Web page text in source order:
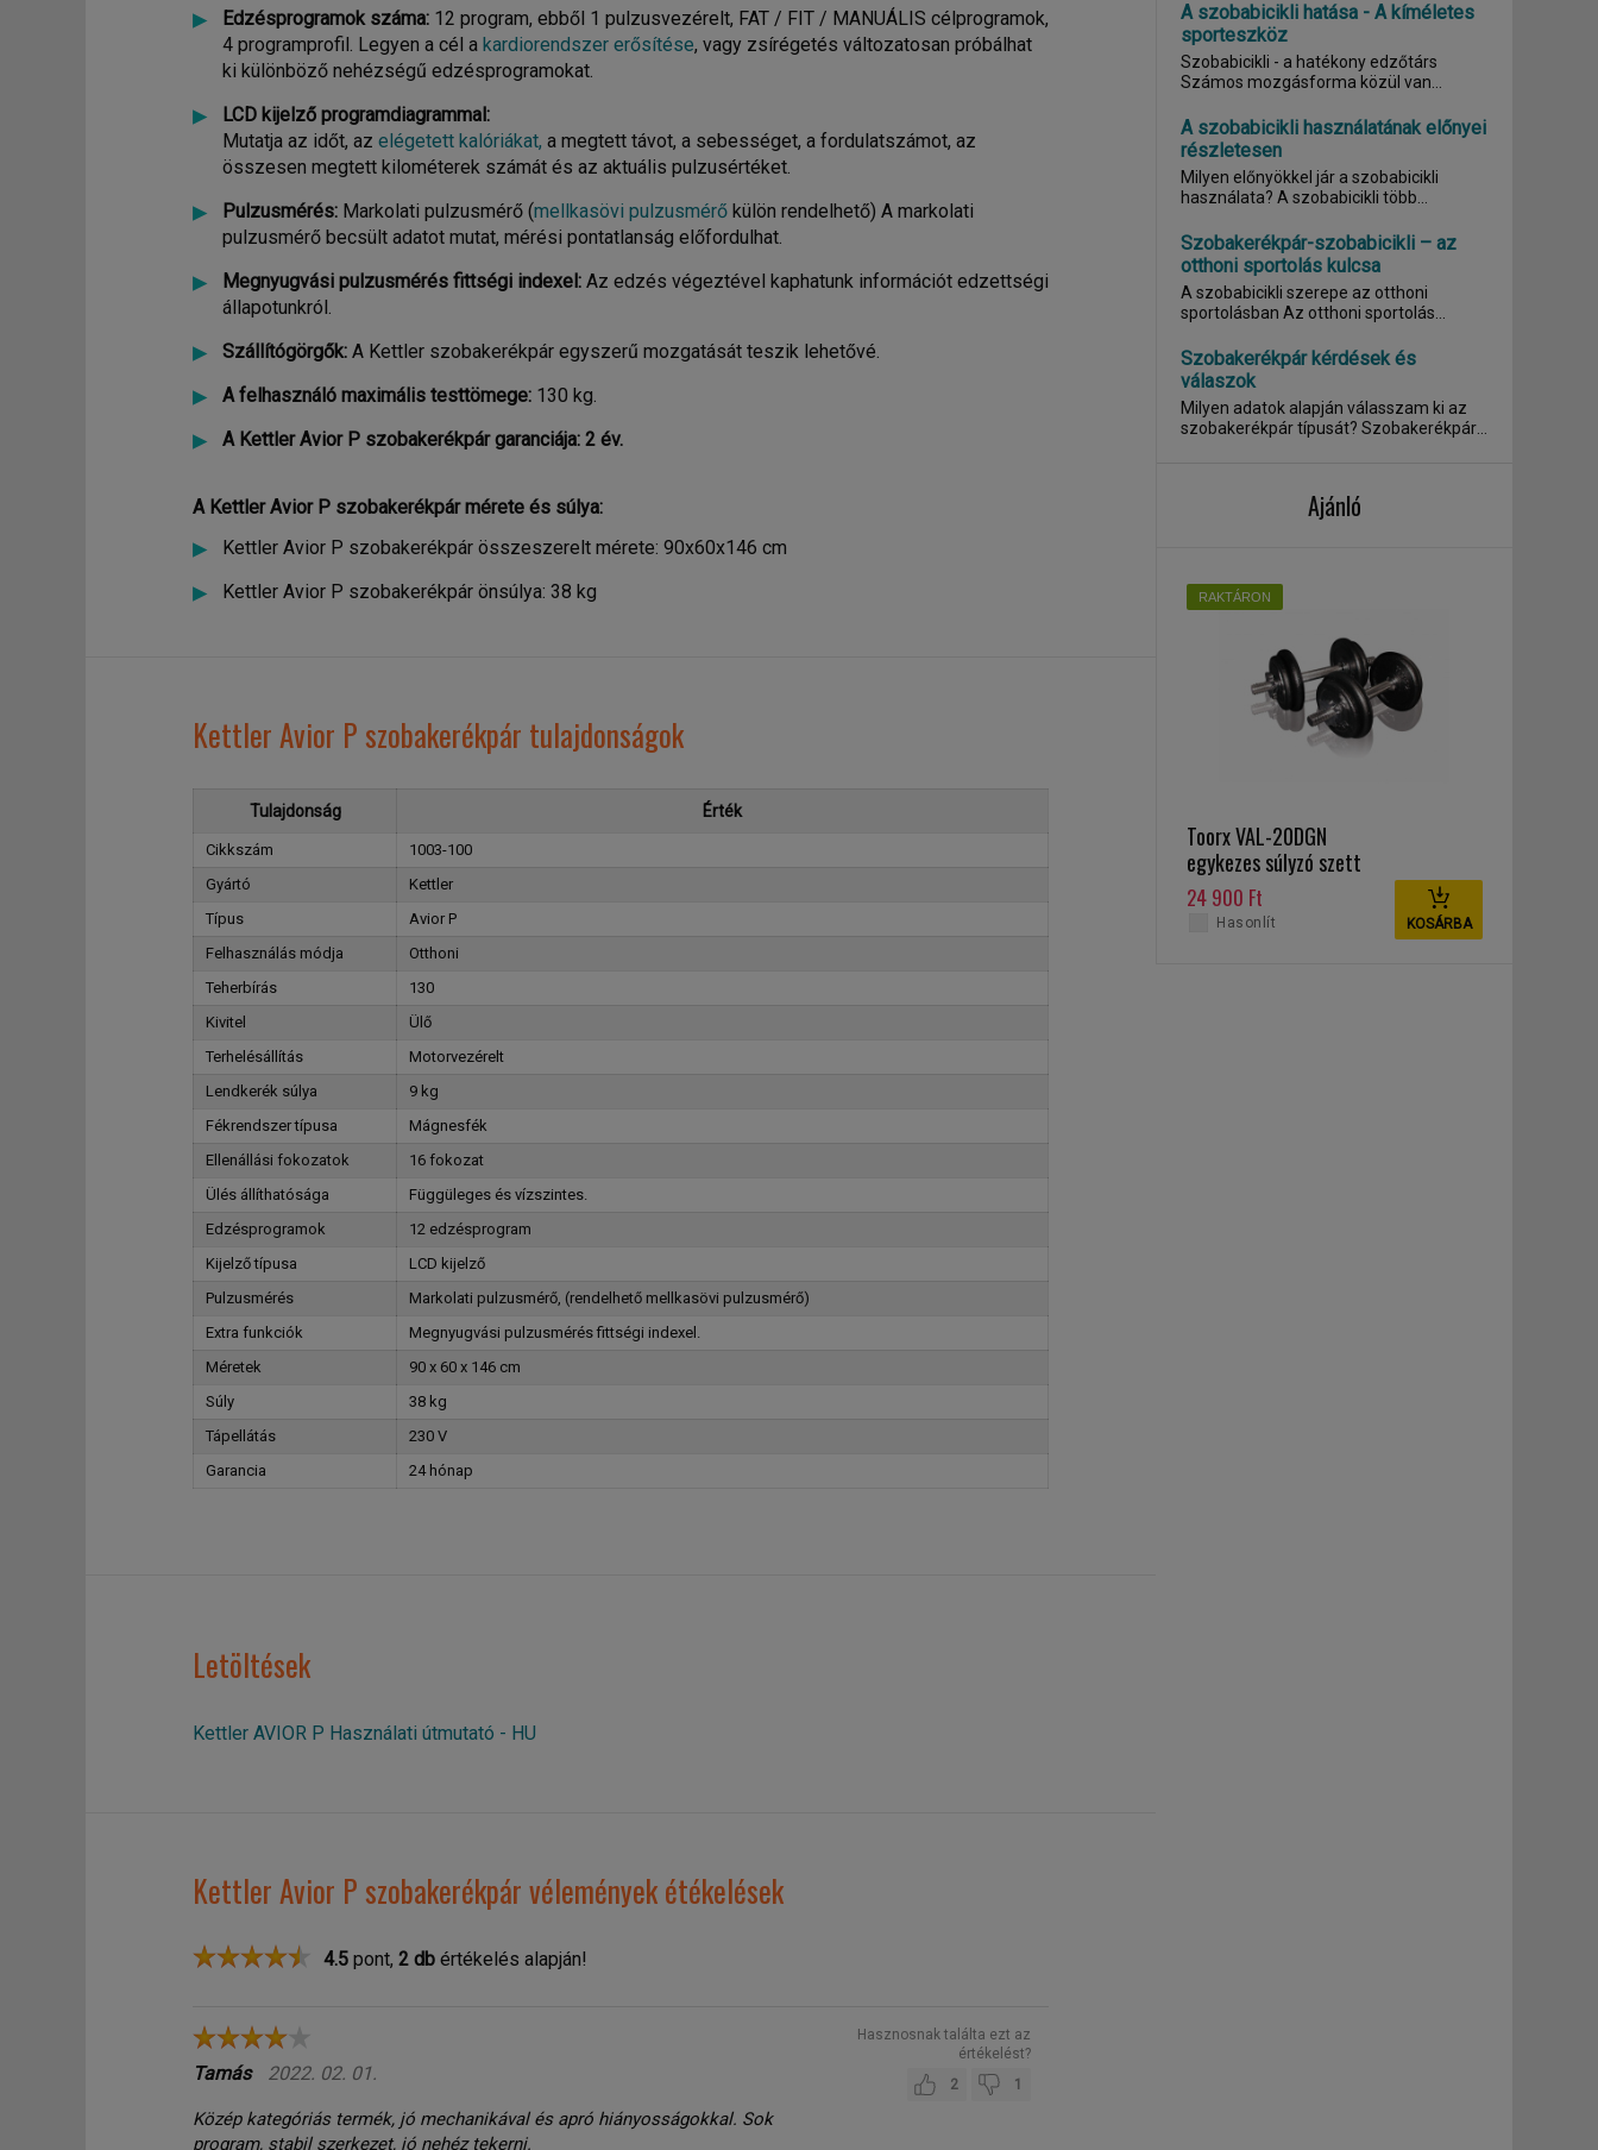
Edzésprogramok száma: 12 program, ebből 1 pulzusvezérelt, FAT / FIT / MANUÁLIS célprogramok,
4 programprofil. Legyen a cél a kardiorendszer erősítése, vagy zsírégetés változatosan próbálhat
ki különböző nehézségű edzésprogramokat.
LCD kijelző programdiagrammal:
Mutatja az időt, az elégetett kalóriákat, a megtett távot, a sebességet, a fordulatszámot, az
összesen megtett kilométerek számát és az aktuális pulzusértéket.
Pulzusmérés: Markolati pulzusmérő (mellkasövi pulzusmérő külön rendelhető) A markolati
pulzusmérő becsült adatot mutat, mérési pontatlanság előfordulhat.
Megnyugvási pulzusmérés fittségi indexel: Az edzés végeztével kaphatunk információt edzettségi
állapotunkról.
Szállítógörgők: A Kettler szobakerékpár egyszerű mozgatását teszik lehetővé.
A felhasználó maximális testtömege: 130 kg.
A Kettler Avior P szobakerékpár garanciája: 2 év.
A Kettler Avior P szobakerékpármérete és súlya:
Kettler Avior P szobakerékpár összeszerelt mérete: 90x60x146 cm
Kettler Avior P szobakerékpár önsúlya: 38 kg
Kettler Avior P szobakerékpár tulajdonságok
Tulajdonság Érték
Cikkszám
1003-100
Gyártó
Kettler
Típus
Avior P
Felhasználás módja
Otthoni
Teherbírás
130
Kivitel
Ülő
Terhelésállítás
Motorvezérelt
Lendkerék súlya
9 kg
Fékrendszer típusa
Mágnesfék
Ellenállási fokozatok
16 fokozat
Ülés állíthatósága
Függüleges és vízszintes.
Edzésprogramok
12 edzésprogram
Kijelző típusa
LCD kijelző
Pulzusmérés
Markolati pulzusmérő, (rendelhető mellkasövi pulzusmérő)
Extra funkciók
Megnyugvási pulzusmérés fittségi indexel.
Méretek
90 x 60 x 146 cm
Súly
38 kg
Tápellátás
230 V
Garancia
24 hónap
Letöltések
Kettler AVIOR P Használati útmutató - HU
Kettler Avior P szobakerékpár vélemények étékelések
4.5 pont, 2 db értékelés alapján!
Tamás 2022. 02. 01.
Közép kategóriás termék, jó mechanikával és apró hiányosságokkal. Sok
program, stabil szerkezet, jó nehéz tekerni.
Hasznosnak találta ezt az
értékelést?
1
2
A szobabicikli hatása - A kíméletes
sporteszköz
Szobabicikli - a hatékony edzőtárs
Számos mozgásforma közül van
A szobabicikli használatának előnyei
részletesen
Milyen előnyökkel jár a szobabicikli
használata? A szobabicikli több
Szobakerékpár-szobabicikli – az
otthoni sportolás kulcsa
A szobabicikli szerepe az otthoni
sportolásban Az otthoni sportolás
Szobakerékpár kérdések és
válaszok
Milyen adatok alapján válasszam ki az
szobakerékpár típusát? Szobakerékpár
Ajánló
RAKTÁRON
Toorx VAL-20DGN
egykezes súlyzó szett
20 kg
24 900 Ft
KOSÁRBA
Hasonlít